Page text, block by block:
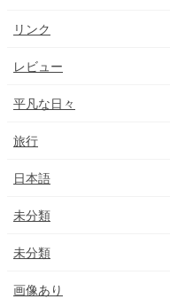
リンク
レビュー
平凡な日々
旅行
日本語
未分類
未分類
画像あり